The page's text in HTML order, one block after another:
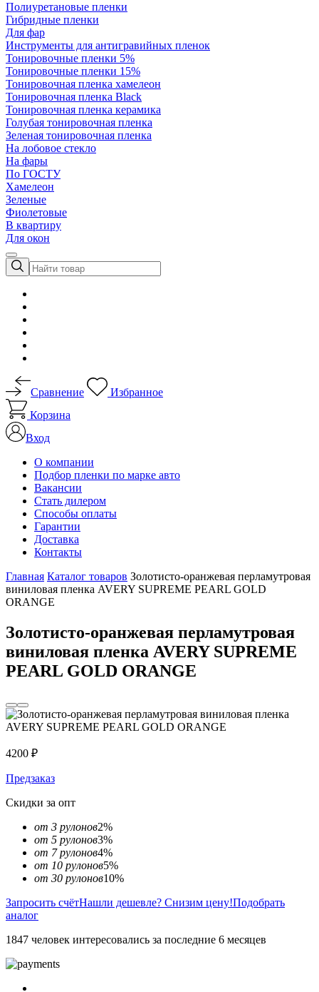
Полиуретановые пленки
Гибридные пленки
Для фар
Инструменты для антигравийных пленок
Тонировочные пленки 5%
Тонировочные пленки 15%
Тонировочная пленка хамелеон
Тонировочная пленка Black
Тонировочная пленка керамика
Голубая тонировочная пленка
Зеленая тонировочная пленка
На лобовое стекло
На фары
По ГОСТУ
Хамелеон
Зеленые
Фиолетовые
В квартиру
Для окон
Сравнение
Избранное
Корзина
Вход
О компании
Подбор пленки по марке авто
Вакансии
Стать дилером
Способы оплаты
Гарантии
Доставка
Контакты
Главная Каталог товаров Золотисто-оранжевая перламутровая
виниловая пленка AVERY SUPREME PEARL GOLD
ORANGE
Золотисто-оранжевая перламутровая
виниловая пленка AVERY SUPREME
PEARL GOLD ORANGE
4200 ₽
Предзаказ
Скидки за опт
от 3 рулонов2%
от 5 рулонов3%
от 7 рулонов4%
от 10 рулонов5%
от 30 рулонов10%
Запросить счётНашли дешевле? Снизим цену!Подобрать
аналог
1847 человек интересовались за последние 6 месяцев